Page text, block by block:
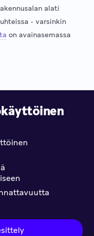
alati
- varsinkin
on avainasemassa